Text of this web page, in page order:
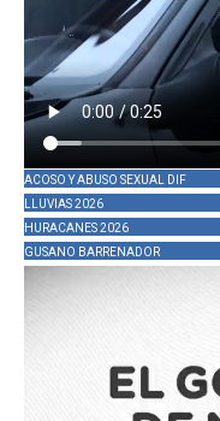
ACOSO Y ABUSO SEXUAL DIF
LLUVIAS 2026
HURACANES 2026
GUSANO BARRENADOR